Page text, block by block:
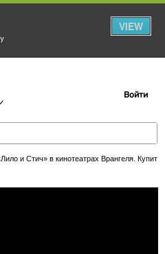
VIEW
Войти
и Стич» в кинотеатрах Врангеля. Купить билеты!